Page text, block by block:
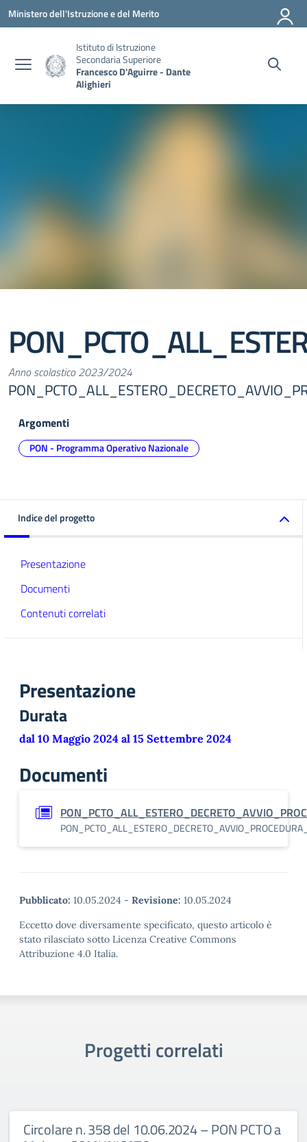
Vai ai contenuti
Vai al menu di navigazione
Vai al footer
Ministero dell'Istruzione e del Merito
Istituto di Istruzione
Secondaria Superiore
Francesco D'Aguirre - Dante
Alighieri
Anno scolastico 2023/2024
Argomenti
PON - Programma Operativo Nazionale
Indice del progetto
Presentazione
Documenti
Contenuti correlati
Presentazione
Durata
dal 10 Maggio 2024 al 15 Settembre 2024
Documenti
Pubblicato: 10.05.2024 - Revisione: 10.05.2024
Eccetto dove diversamente specificato, questo articolo è
stato rilasciato sotto Licenza Creative Commons
Attribuzione 4.0 Italia.
Progetti correlati
Circolare n. 358 del 10.06.2024 – PON PCTO a